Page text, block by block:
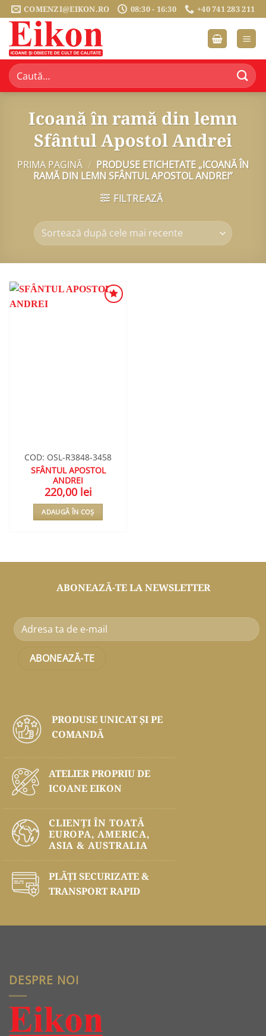
Sari
la
conținut
COMENZI@EIKON.RO 08:30 - 16:30 +40 741 283 211
Caută
după:
Icoană în ramă din lemn
Sfântul Apostol Andrei
PRIMA PAGINĂ / PRODUSE ETICHETATE „ICOANĂ ÎN
RAMĂ DIN LEMN SFÂNTUL APOSTOL ANDREI”
FILTREAZĂ
COD: OSL-R3848-3458
SFÂNTUL APOSTOL
ANDREI
220,00 lei
ADAUGĂ ÎN COȘ
ABONEAZĂ-TE LA NEWSLETTER
PRODUSE UNICAT ŞI PE
COMANDĂ
ATELIER PROPRIU DE
ICOANE EIKON
CLIENȚI ÎN TOATĂ
EUROPA, AMERICA,
ASIA & AUSTRALIA
PLĂŢI SECURIZATE &
TRANSPORT RAPID
DESPRE NOI